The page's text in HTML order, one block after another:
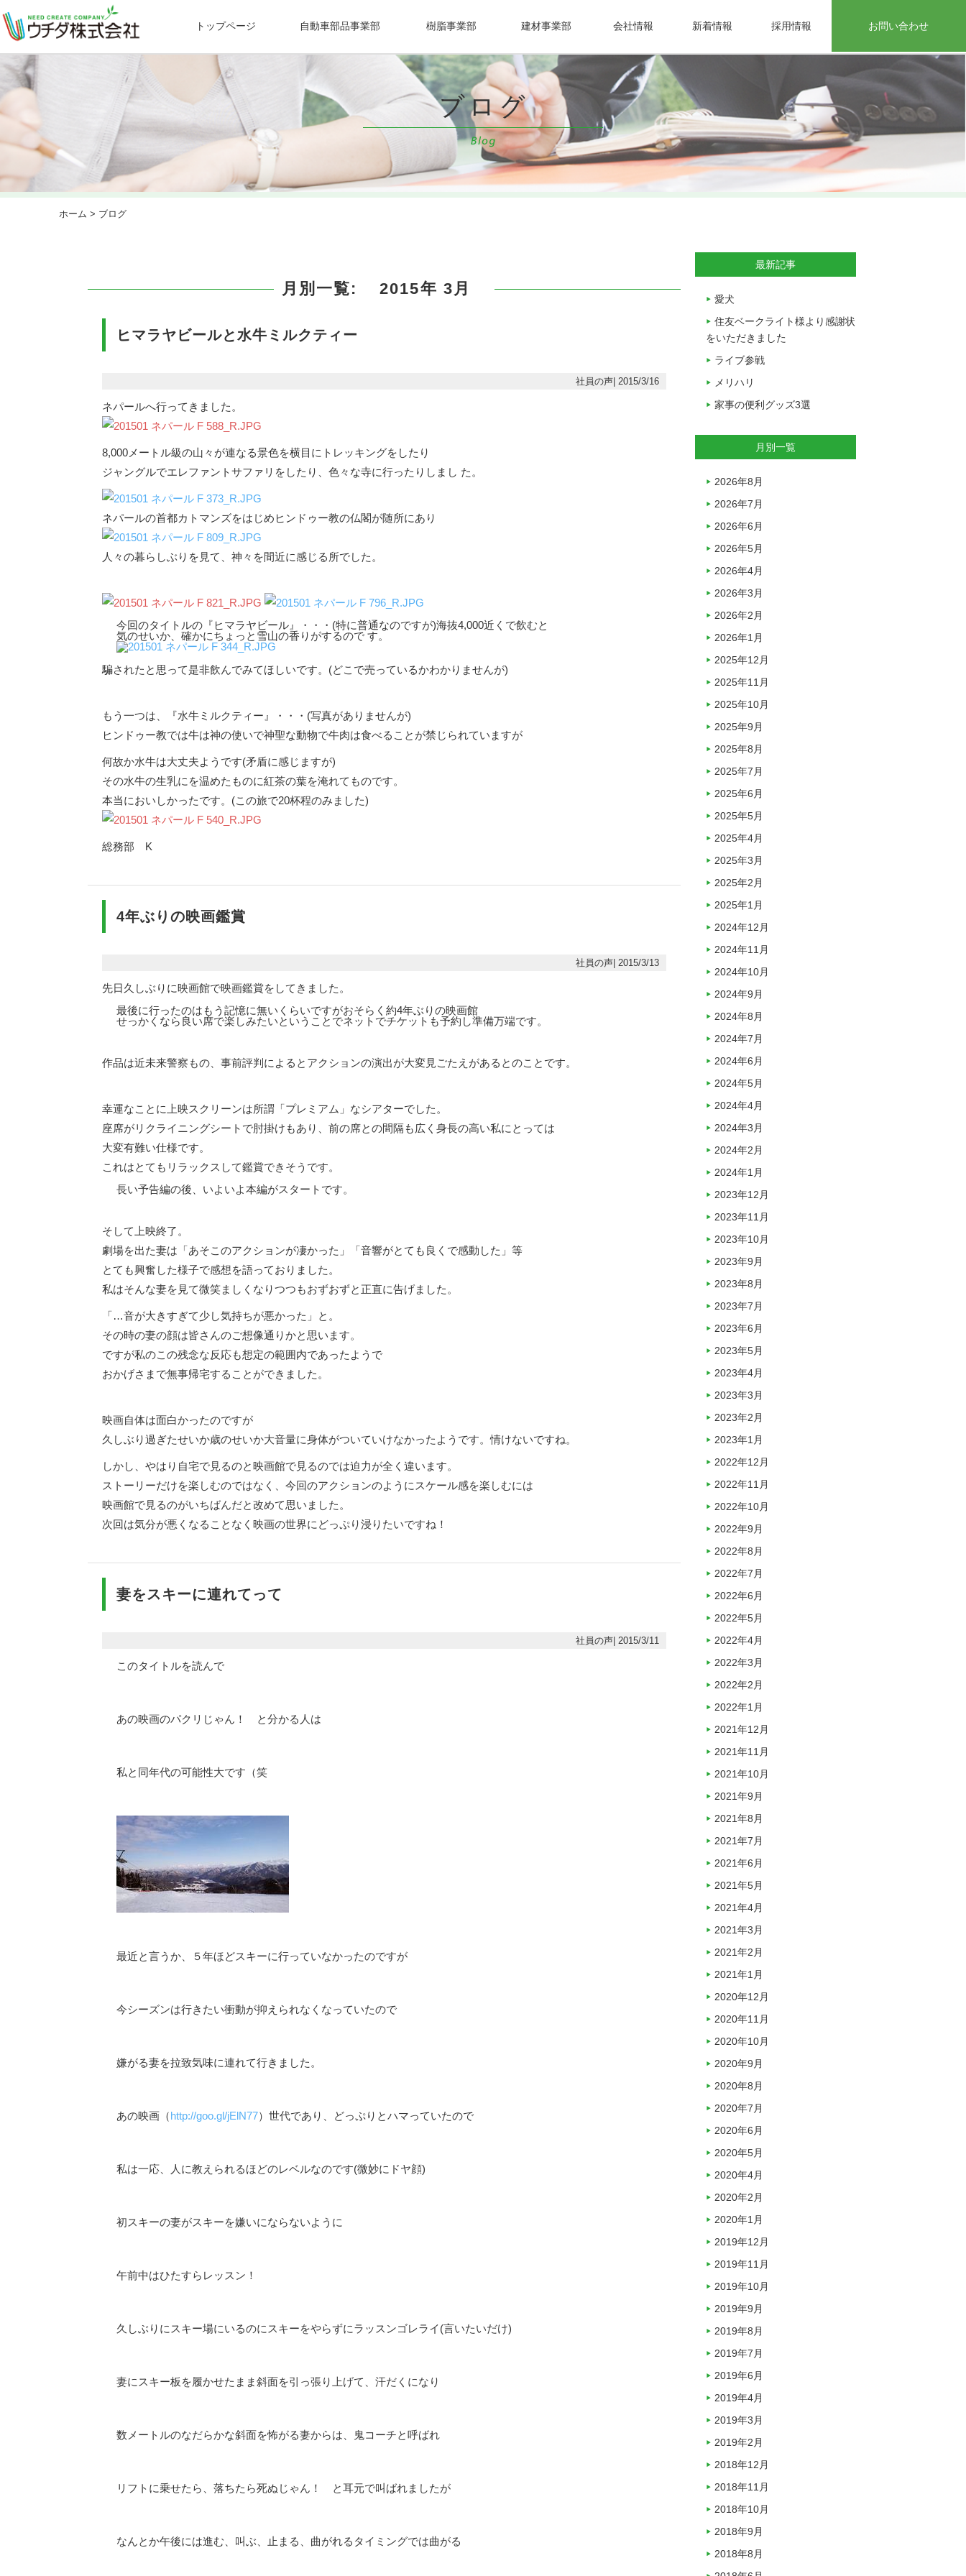
トップページ 自動車部品事業部 樹脂事業部 建材事業部 会社情報 新着情報 採用情報 お問い合わせ
ホーム > ブログ
月別一覧: 2015年 3月
ヒマラヤビールと水牛ミルクティー
社員の声| 2015/3/16
ネパールへ行ってきました。
8,000メートル級の山々が連なる景色を横目にトレッキングをしたり
ジャングルでエレファントサファリをしたり、色々な寺に行ったりしまし た。
ネパールの首都カトマンズをはじめヒンドゥー教の仏閣が随所にあり
人々の暮らしぶりを見て、神々を間近に感じる所でした。
今回のタイトルの『ヒマラヤビール』・・・(特に普通なのですが)海抜4,000近くで飲むと
気のせいか、確かにちょっと雪山の香りがするので す。
騙されたと思って是非飲んでみてほしいです。(どこで売っているかわかりませんが)
もう一つは、『水牛ミルクティー』・・・(写真がありませんが)
ヒンドゥー教では牛は神の使いで神聖な動物で牛肉は食べることが禁じられていますが
何故か水牛は大丈夫ようです(矛盾に感じますが)
その水牛の生乳にを温めたものに紅茶の葉を淹れてものです。
本当においしかったです。(この旅で20杯程のみました)
総務部 K
4年ぶりの映画鑑賞
社員の声| 2015/3/13
先日久しぶりに映画館で映画鑑賞をしてきました。
最後に行ったのはもう記憶に無いくらいですがおそらく約4年ぶりの映画館
せっかくなら良い席で楽しみたいということでネットでチケットも予約し準備万端です。
作品は近未来警察もの、事前評判によるとアクションの演出が大変見ごたえがあるとのことです。
幸運なことに上映スクリーンは所謂「プレミアム」なシアターでした。
座席がリクライニングシートで肘掛けもあり、前の席との間隔も広く身長の高い私にとっては
大変有難い仕様です。
これはとてもリラックスして鑑賞できそうです。
長い予告編の後、いよいよ本編がスタートです。
そして上映終了。
劇場を出た妻は「あそこのアクションが凄かった」「音響がとても良くで感動した」等
とても興奮した様子で感想を語っておりました。
私はそんな妻を見て微笑ましくなりつつもおずおずと正直に告げました。
「…音が大きすぎて少し気持ちが悪かった」と。
その時の妻の顔は皆さんのご想像通りかと思います。
ですが私のこの残念な反応も想定の範囲内であったようで
おかげさまで無事帰宅することができました。
映画自体は面白かったのですが
久しぶり過ぎたせいか歳のせいか大音量に身体がついていけなかったようです。情けないですね。
しかし、やはり自宅で見るのと映画館で見るのでは迫力が全く違います。
ストーリーだけを楽しむのではなく、今回のアクションのようにスケール感を楽しむには
映画館で見るのがいちばんだと改めて思いました。
次回は気分が悪くなることなく映画の世界にどっぷり浸りたいですね！
妻をスキーに連れてって
社員の声| 2015/3/11
このタイトルを読んで
あの映画のパクリじゃん！ と分かる人は
私と同年代の可能性大です（笑
最近と言うか、５年ほどスキーに行っていなかったのですが
今シーズンは行きたい衝動が抑えられなくなっていたので
嫌がる妻を拉致気味に連れて行きました。
あの映画（http://goo.gl/jElN77）世代であり、どっぷりとハマっていたので
私は一応、人に教えられるほどのレベルなのです(微妙にドヤ顔)
初スキーの妻がスキーを嫌いにならないように
午前中はひたすらレッスン！
久しぶりにスキー場にいるのにスキーをやらずにラッスンゴレライ(言いたいだけ)
妻にスキー板を履かせたまま斜面を引っ張り上げて、汗だくになり
数メートルのなだらかな斜面を怖がる妻からは、鬼コーチと呼ばれ
リフトに乗せたら、落ちたら死ぬじゃん！ と耳元で叫ばれましたが
なんとか午後には進む、叫ぶ、止まる、曲がれるタイミングでは曲がる
最新記事
愛犬
住友ベークライト様より感謝状
をいただきました
ライブ参戦
メリハリ
家事の便利グッズ3選
月別一覧
2026年8月
2026年7月
2026年6月
2026年5月
2026年4月
2026年3月
2026年2月
2026年1月
2025年12月
2025年11月
2025年10月
2025年9月
2025年8月
2025年7月
2025年6月
2025年5月
2025年4月
2025年3月
2025年2月
2025年1月
2024年12月
2024年11月
2024年10月
2024年9月
2024年8月
2024年7月
2024年6月
2024年5月
2024年4月
2024年3月
2024年2月
2024年1月
2023年12月
2023年11月
2023年10月
2023年9月
2023年8月
2023年7月
2023年6月
2023年5月
2023年4月
2023年3月
2023年2月
2023年1月
2022年12月
2022年11月
2022年10月
2022年9月
2022年8月
2022年7月
2022年6月
2022年5月
2022年4月
2022年3月
2022年2月
2022年1月
2021年12月
2021年11月
2021年10月
2021年9月
2021年8月
2021年7月
2021年6月
2021年5月
2021年4月
2021年3月
2021年2月
2021年1月
2020年12月
2020年11月
2020年10月
2020年9月
2020年8月
2020年7月
2020年6月
2020年5月
2020年4月
2020年2月
2020年1月
2019年12月
2019年11月
2019年10月
2019年9月
2019年8月
2019年7月
2019年6月
2019年4月
2019年3月
2019年2月
2018年12月
2018年11月
2018年10月
2018年9月
2018年8月